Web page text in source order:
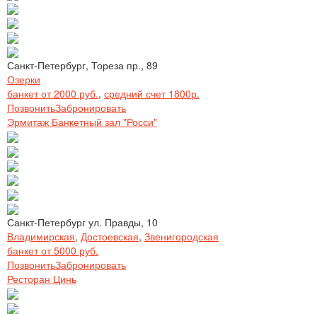
Санкт-Петербург, Тореза пр., 89
Озерки
банкет от 2000 руб., средний счет 1800р.
ПозвонитьЗабронировать
Эрмитаж Банкетный зал "Росси"
Санкт-Петербург ул. Правды, 10
Владимирская, Достоевская, Звенигородская
банкет от 5000 руб.
ПозвонитьЗабронировать
Ресторан Цинь